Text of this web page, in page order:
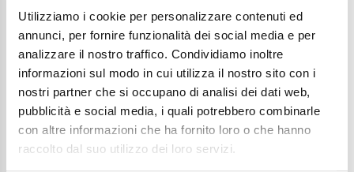
Utilizziamo i cookie per personalizzare contenuti ed
annunci, per fornire funzionalità dei social media e per
analizzare il nostro traffico. Condividiamo inoltre
informazioni sul modo in cui utilizza il nostro sito con i
nostri partner che si occupano di analisi dei dati web,
pubblicità e social media, i quali potrebbero combinarle
con altre informazioni che ha fornito loro o che hanno
raccolto dal suo utilizzo dei loro servizi.
Continue exploring
Your digital journey inside Cesenatico